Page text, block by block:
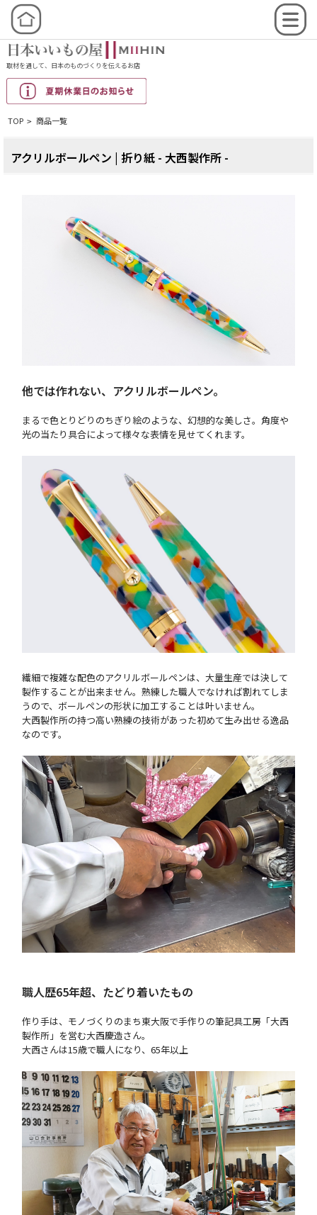
取材を通して、日本のものづくりを伝えるお店
TOP > 商品一覧
アクリルボールペン | 折り紙 - 大西製作所 -
他では作れない、アクリルボールペン。
まるで色とりどりのちぎり絵のような、幻想的な美しさ。角度や
光の当たり具合によって様々な表情を見せてくれます。
繊細で複雑な配色のアクリルボールペンは、大量生産では決して
製作することが出来ません。熟練した職人でなければ割れてしま
うので、ボールペンの形状に加工することは叶いません。
大西製作所の持つ高い熟練の技術があった初めて生み出せる逸品
なのです。
職人歴65年超、たどり着いたもの
作り手は、モノづくりのまち東大阪で手作りの筆記具工房「大西
製作所」を営む大西慶造さん。
大西さんは15歳で職人になり、65年以上